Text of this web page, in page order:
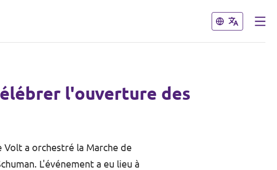
Fermer
Fermer
l'ouverture des
a orchestré la Marche de
L'événement a eu lieu à